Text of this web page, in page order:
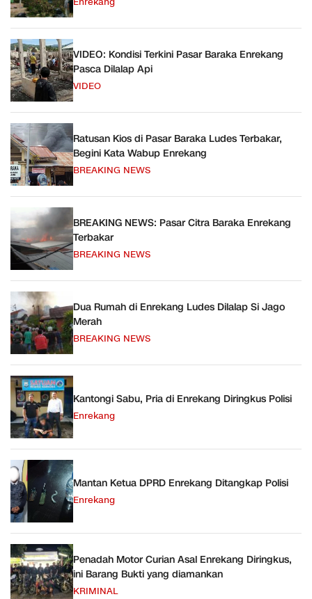
VIDEO: Kondisi Terkini Pasar Baraka Enrekang
Pasca Dilalap Api
VIDEO
Ratusan Kios di Pasar Baraka Ludes Terbakar,
Begini Kata Wabup Enrekang
BREAKING NEWS
BREAKING NEWS: Pasar Citra Baraka Enrekang
Terbakar
BREAKING NEWS
Dua Rumah di Enrekang Ludes Dilalap Si Jago
Merah
BREAKING NEWS
Kantongi Sabu, Pria di Enrekang Diringkus Polisi
Enrekang
Mantan Ketua DPRD Enrekang Ditangkap Polisi
Enrekang
Penadah Motor Curian Asal Enrekang Diringkus,
ini Barang Bukti yang diamankan
KRIMINAL